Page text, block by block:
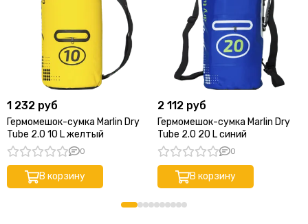
1 232 руб
Гермомешок-сумка Marlin Dry
Tube 2.0 10 L желтый
0
В корзину
2 112 руб
Гермомешок-сумка Marlin Dry
Tube 2.0 20 L синий
0
В корзину